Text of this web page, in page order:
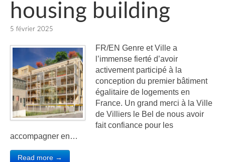
housing building
5 février 2025
FR/EN Genre et Ville a
l’immense fierté d’avoir
activement participé à la
conception du premier bâtiment
égalitaire de logements en
France. Un grand merci à la Ville
de Villiers le Bel de nous avoir
fait confiance pour les
accompagner en…
Read more →